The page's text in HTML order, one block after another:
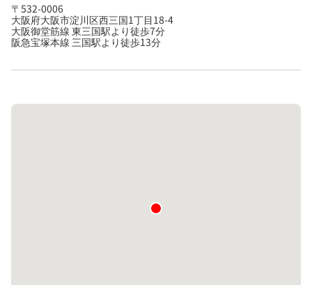
〒532-0006
大阪府大阪市淀川区西三国1丁目18-4
大阪御堂筋線 東三国駅より徒歩7分
阪急宝塚本線 三国駅より徒歩13分